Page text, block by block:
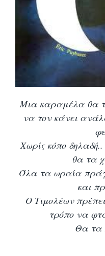
Μια καραμέλα θα
να τον κάνει
Χωρίς κόπο
θα τα
Όλα τα ωραία
και
O Τιμολέων
τρόπο να
Θα τα